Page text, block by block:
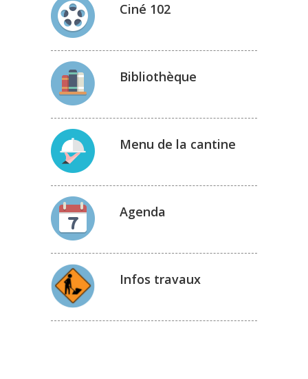
Ciné 102
Bibliothèque
Menu de la cantine
Agenda
Infos travaux